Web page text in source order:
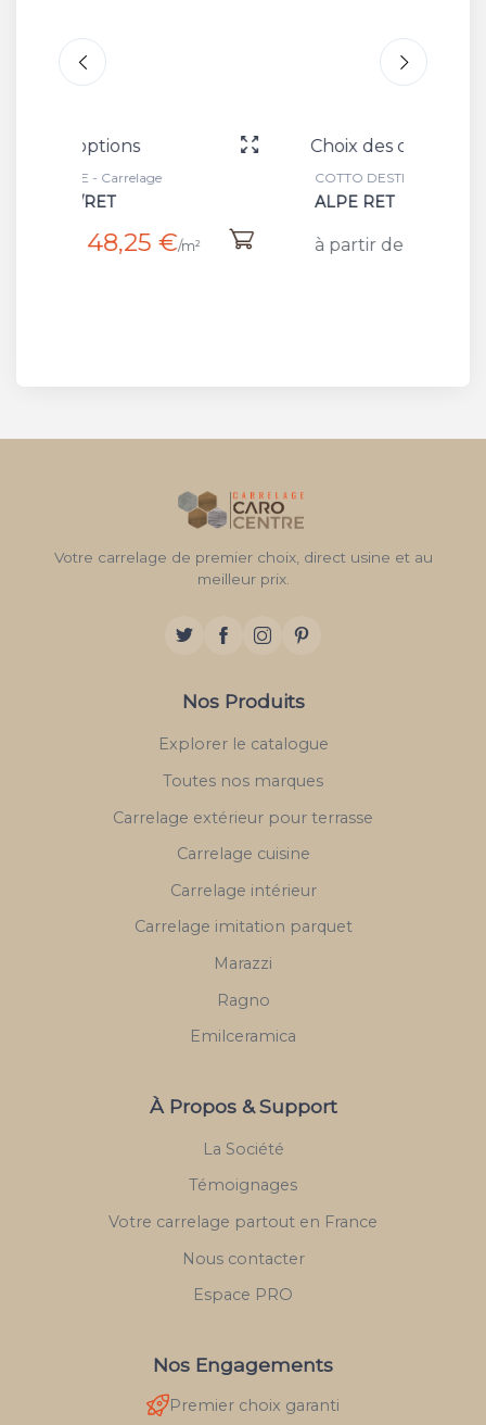
Choix des options
COTTO DESTE - Carrelage
à partir de 48,25 € /m²
Votre carrelage de premier choix, direct usine et au
meilleur prix.
Nos Produits
Explorer le catalogue
Toutes nos marques
Carrelage extérieur pour terrasse
Carrelage cuisine
Carrelage intérieur
Carrelage imitation parquet
Marazzi
Ragno
Emilceramica
À Propos & Support
La Société
Témoignages
Votre carrelage partout en France
Nous contacter
Espace PRO
Nos Engagements
Premier choix garanti